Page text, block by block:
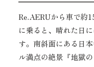
Re.AERUから車で約
に乗ると、晴れた日
す。南斜面にある日
ル満点の絶景『地獄